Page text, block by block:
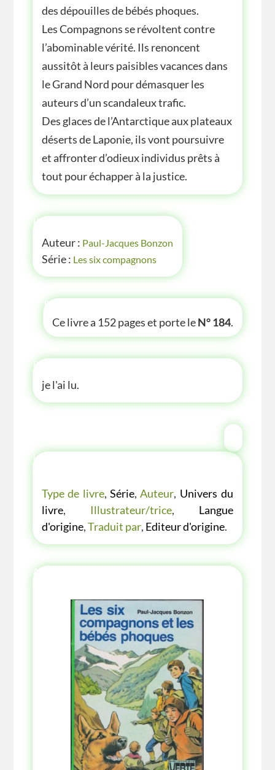
des dépouilles de bébés phoques.
Les Compagnons se révoltent contre
l’abominable vérité. Ils renoncent
aussitôt à leurs paisibles vacances dans
le Grand Nord pour démasquer les
auteurs d’un scandaleux trafic.
Des glaces de l’Antarctique aux plateaux
déserts de Laponie, ils vont poursuivre
et affronter d’odieux individus prêts à
tout pour échapper à la justice.
INFOS
Auteur : Paul-Jacques Bonzon
Série : Les six compagnons
P'TITE INFOS
Ce livre a 152 pages et porte leN° 184.
P'TITE ANECDOTE
je l'ai lu.
LES P'TITES LISTES DES BIBLIOTHÈQUE
Type de livre, Série, Auteur, Univers du
livre, Illustrateur/trice, Langue
d'origine,Traduit par, Editeur d'origine.
AUTRE ANNÉE AUTRE COUVERTURE